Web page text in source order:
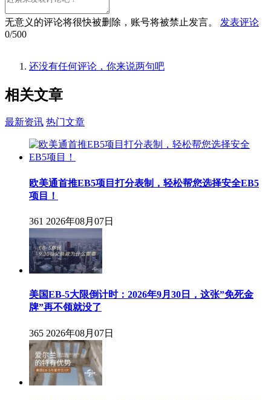
无意义的评论将很快被删除，账号将被禁止发言。
发表评论
0/500
还没有任何评论，你来说两句吧
相关文章
最新资讯 热门文章
欧美通首推EB5项目打分表制，轻松帮您选择安全EB5
项目！
361 2026年08月07日
美国EB-5大限倒计时：2026年9月30日，这张”免死金
牌”再不领就没了
365 2026年08月07日